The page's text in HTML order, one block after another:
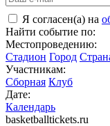
Я согласен(а) на
Найти событие по:
Местопроведению:
Стадион Город
Участникам:
Сборная Клуб
Дате:
Календарь
basketballtickets.ru